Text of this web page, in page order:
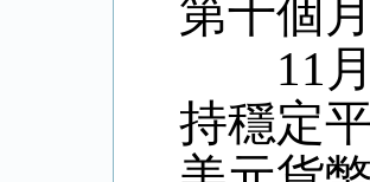
第十個
11月
持穩定